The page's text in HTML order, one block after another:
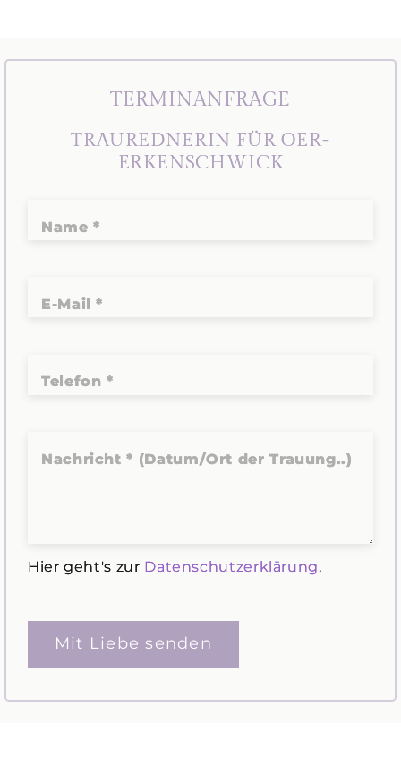
TERMINANFRAGE
TRAUREDNERIN FÜR OER-
ERKENSCHWICK
Name *
E-Mail *
Telefon *
Nachricht * (Datum/Ort der Trauung..)
Hier geht's zur Datenschutzerklärung.